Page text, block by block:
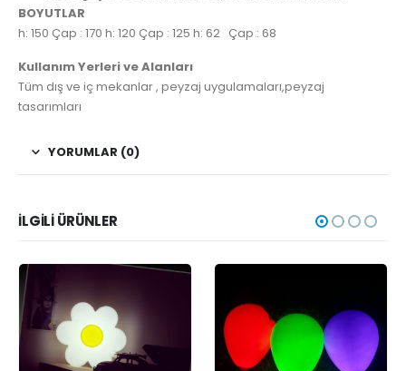
BOYUTLAR
h: 150 Çap : 170 h: 120 Çap : 125 h: 62 Çap : 68
Kullanım Yerleri ve Alanları
Tüm dış ve iç mekanlar , peyzaj uygulamaları,peyzaj
tasarımları
YORUMLAR (0)
İLGILI ÜRÜNLER